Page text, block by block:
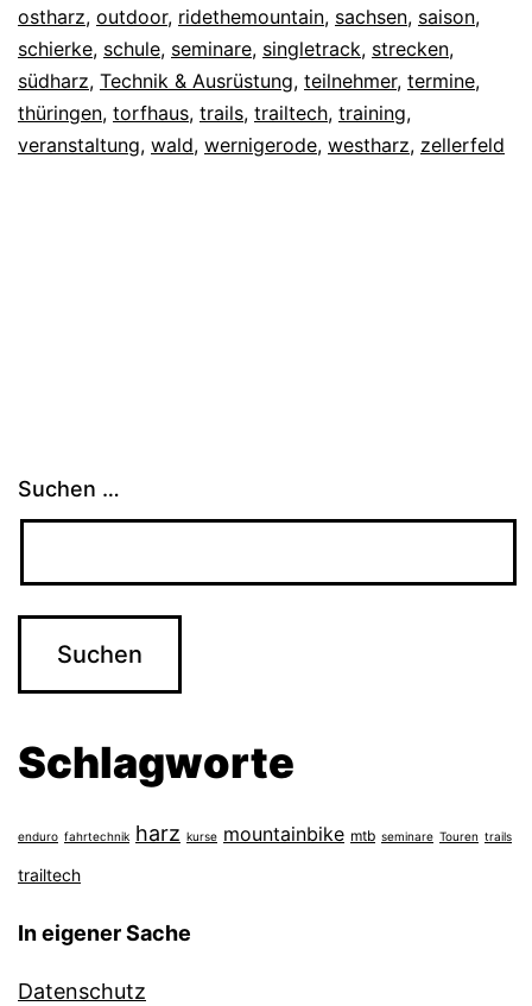
ostharz, outdoor, ridethemountain, sachsen, saison,
schierke, schule, seminare, singletrack, strecken,
südharz, Technik & Ausrüstung, teilnehmer, termine,
thüringen, torfhaus, trails, trailtech, training,
veranstaltung, wald, wernigerode, westharz, zellerfeld
Suchen …
Schlagworte
enduro fahrtechnik harz kurse mountainbike mtb seminare Touren trails
trailtech
In eigener Sache
Datenschutz